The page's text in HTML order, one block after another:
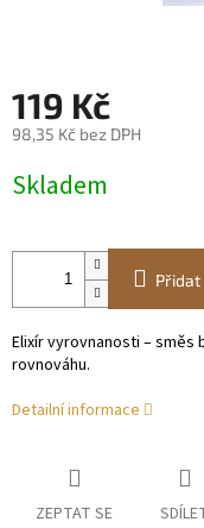
119 Kč
98,35 Kč bez DPH
cena:
Skladem
Přidat
Elixír vyrovnanosti – směs
rovnováhu.
Detailní informace
ZEPTAT SE